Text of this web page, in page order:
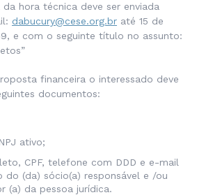
hora técnica deve ser enviada
dabucury@cese.org.br até 15 de
e com o seguinte título no assunto:
”
financeira o interessado deve
documentos:
ativo;
CPF, telefone com DDD e e-mail
do (da) sócio(a) responsável e /ou
(a) da pessoa jurídica.